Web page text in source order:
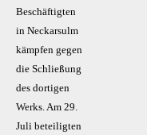
Beschäftigten
in Neckarsulm
kämpfen gegen
die Schließung
des dortigen
Werks. Am 29.
Juli beteiligten